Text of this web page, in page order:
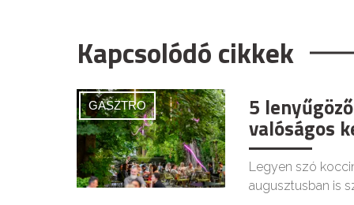
Kapcsolódó cikkek
GASZTRO 5
valóságos
Legyen szó
augusztusban is